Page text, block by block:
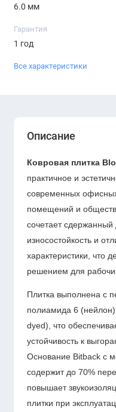
6.0 мм
Гарантия
1 год
Все характеристики
Описание
Ковровая плитка
практичное и
современных
помещений и
сочетает
износостойкость и
характеристики, что
решением для
Плитка выполнена с
полиамида 6
dyed), что
устойчивость к
Основание Bitback с
содержит до 70%
повышает
плитки при